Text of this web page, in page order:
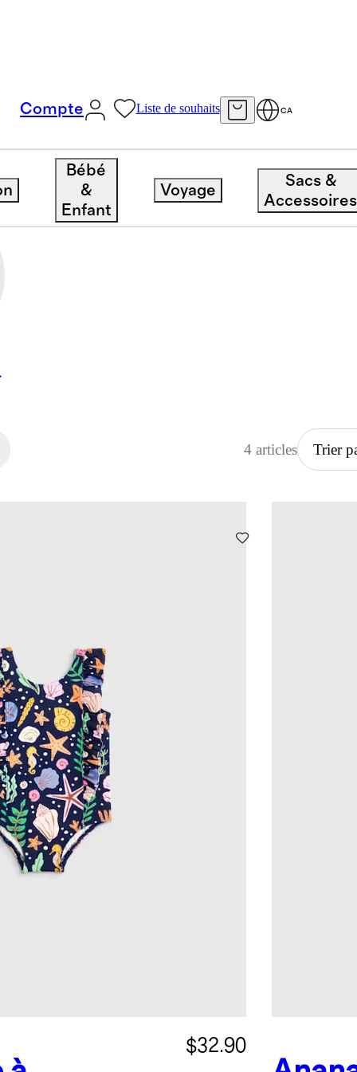
Compte Liste de souhaits CA
Bébé
&
Enfant
Voyage
Sacs &
Accessoires
4 articles Trier
$32.90